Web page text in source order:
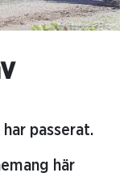
passerat.
här